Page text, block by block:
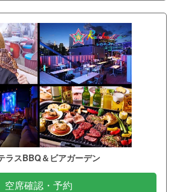
ラスBBQ＆ビアガーデン
空席確認・予約